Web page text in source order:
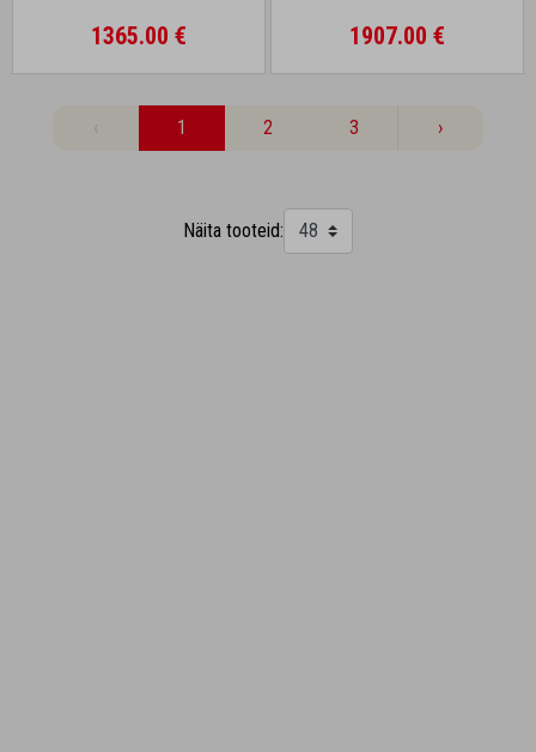
1365.00 € 1907.00 €
‹ 1 2 3 ›
Näita tooteid: